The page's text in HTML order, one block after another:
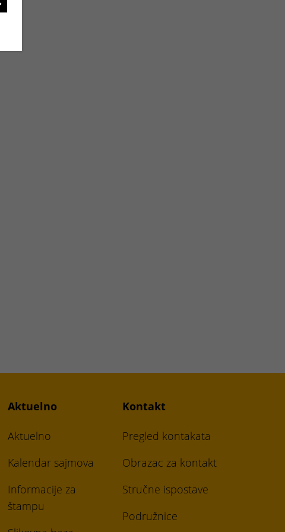
Aktuelno
Aktuelno
Kalendar sajmova
Informacije za
štampu
Kontakt
Pregled kontakata
Obrazac za kontakt
Stručne ispostave
Podružnice